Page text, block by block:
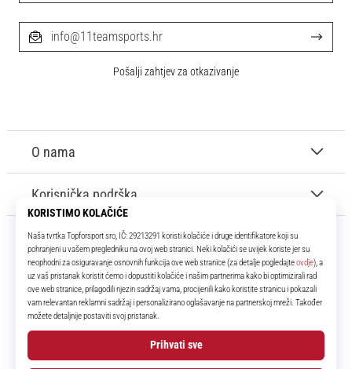
11teamsports.hr
Tvoj smo pouzdani suigrač već više od 16 godina! Cijelo to vrijeme
donosimo ti najbolje i najnovije proizvode iz svijeta nogometa.
Facebook
Instagram
O nama
Korisnička podrška
info@11teamsports.hr
Pošalji zahtjev za otkazivanje